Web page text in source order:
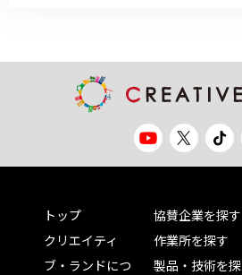
トップ
クリエイティ
ブ・ランドにつ
協賛企業を探す
作業所を探す
製品・技術を探